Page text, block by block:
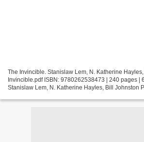
The Invincible. Stanislaw Lem, N. Katherine
Invincible.pdf ISBN: 9780262538473 | 240 pages |
Stanislaw Lem, N. Katherine Hayles, Bill Johnston